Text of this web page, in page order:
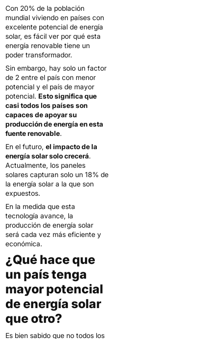
Con 20% de la población
mundial viviendo en países con
excelente potencial de energía
solar, es fácil ver por qué esta
energía renovable tiene un
poder transformador.
Sin embargo, hay solo un factor
de 2 entre el país con menor
potencial y el país de mayor
potencial.Esto significa que
casi todos los países son
capaces de apoyar su
producción de energía en esta
fuente renovable.
En el futuro,el impacto de la
energía solar solo crecerá.
Actualmente, los paneles
solares capturan solo un 18% de
la energía solar a la que son
expuestos.
En la medida que esta
tecnología avance, la
producción de energía solar
será cada vez más eficiente y
económica.
¿Qué hace que
un país tenga
mayor potencial
de energía solar
que otro?
Es bien sabido que no todos los